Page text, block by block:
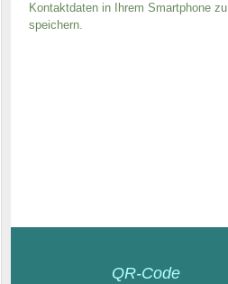
Kontaktdaten in Ihrem Smartphone zu
speichern.
QR-Code